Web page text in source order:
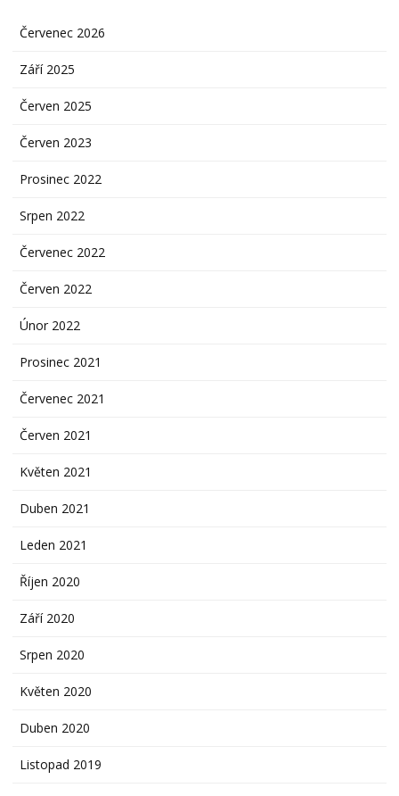
Červenec 2026
Září 2025
Červen 2025
Červen 2023
Prosinec 2022
Srpen 2022
Červenec 2022
Červen 2022
Únor 2022
Prosinec 2021
Červenec 2021
Červen 2021
Květen 2021
Duben 2021
Leden 2021
Říjen 2020
Září 2020
Srpen 2020
Květen 2020
Duben 2020
Listopad 2019